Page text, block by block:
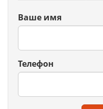
Ваше имя
Телефон